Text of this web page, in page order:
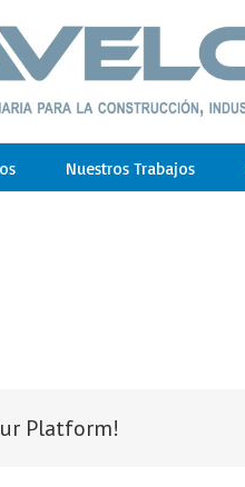
Nuestros Trabajos
Platform!